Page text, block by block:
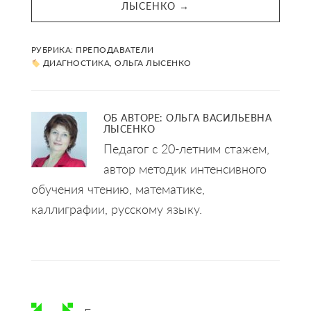
ЛЫСЕНКО →
РУБРИКА: ПРЕПОДАВАТЕЛИ
ДИАГНОСТИКА,ОЛЬГА ЛЫСЕНКО
ОБ АВТОРЕ:ОЛЬГА ВАСИЛЬЕВНА
ЛЫСЕНКО
Педагог с 20-летним стажем,
автор методик интенсивного
обучения чтению, математике,
каллиграфии, русскому языку.
Reader